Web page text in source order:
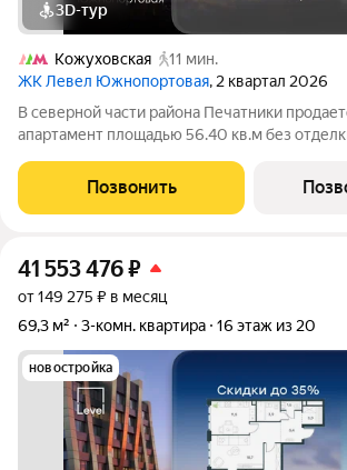
3D-тур
Кожуховская
11 мин.
ЖК Левел Южнопортовая, 2 квартал 2026
В северной части района Печатники
апартамент площадью 56.40 кв.м без
комплексе комфорт-класса Левел
Level Group/Левел групп).
Позвонить
41 553 476₽
от 149 275 ₽ в месяц
69,3 м²
3-комн. квартира 16 этаж из 20
новостройка